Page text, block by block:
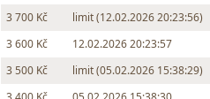
3 700 Kč
limit (12.02.2026 20:23:56)
3 600 Kč
12.02.2026 20:23:57
3 500 Kč
limit (05.02.2026 15:38:29)